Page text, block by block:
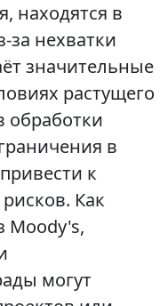
находятся в
за нехватки
значительные
растущего
обработки
в
к
Как
Moody's,
могут